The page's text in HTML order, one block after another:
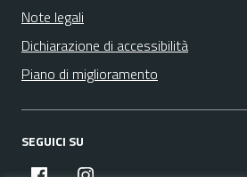
Note legali
Dichiarazione di accessibilità
Piano di miglioramento
SEGUICI SU